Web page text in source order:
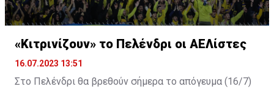
«Κιτρινίζουν» το Πελένδρι οι ΑΕΛίστες
16.07.2023 13:51
Στο Πελένδρι θα βρεθούν σήμερα το απόγευμα (16/7)